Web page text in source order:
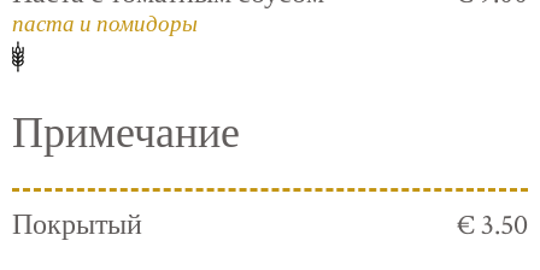
паста и помидоры
Примечание
Покрытый
€ 3.50